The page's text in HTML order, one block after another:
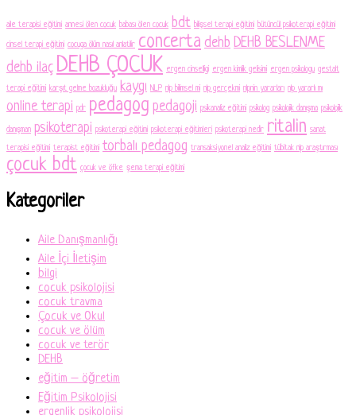
aile terapisi eğitimi annesi ölen cocuk babası ölen cocuk bdt bilişsel terapi eğitimi bütüncül psikoterapi eğitimi
cinsel terapi eğitimi cocuga ölüm nasıl anlatilir concerta dehb DEHB BESLENME
dehb ilaç DEHB ÇOCUK ergen cinselligi ergen kimlik gelisimi ergen psikologu gestalt
terapi eğitimi karşıt gelme bozukluğu kaygı NLP nlp bilimsel mi nlp gerçekmi nlpnin yararları nlp yararlı mı
online terapi pdr pedagog pedagoji psikanaliz eğitimi psikolog psikolojik danışma psikolojik
danışman psikoterapi psikoterapi eğitimi psikoterapi eğitimleri psikoterapi nedir ritalin sanat
terapisi eğitimi terapist eğitimi torbalı pedagog transaksiyonel analiz eğitimi tübitak nlp araştırması
çocuk bdt çocuk ve öfke şema terapi eğitimi
Kategoriler
Aile Danışmanlığı
Aile İçi İletişim
bilgi
cocuk psikolojisi
cocuk travma
Çocuk ve Okul
cocuk ve ölüm
cocuk ve terör
DEHB
eğitim – öğretim
Eğitim Psikolojisi
ergenlik psikolojisi